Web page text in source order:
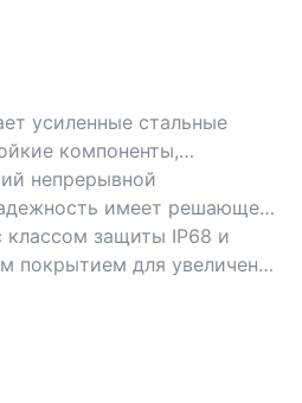
усиленные стальные
компоненты,
устройство в
как горнодобывающая
хозяйство и морские
непрерывной
имеет решающее
производственных
круглосуточно, или в
классом защиты IP68 и
покрытием для увеличения